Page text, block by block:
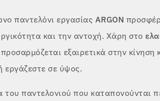
παντελόνι εργασίας ARGON
και την αντοχή. Χάρη στο
εξαιρετικά στην κίνηση
εργάζεστε σε ύψος.
του παντελονιού που καταπονούνται